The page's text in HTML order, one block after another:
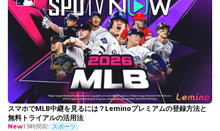
スマホでMLB中継を見るには？Leminoプレミアムの登録方法と
無料トライアルの活用法
New19時間前 スポーツ